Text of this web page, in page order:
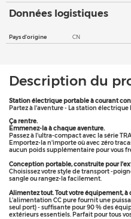
Données logistiques
Pays d'origine CN
Description du
Station électrique portable à courant
Partez à l'aventure - La station électrique
Ça rentre.
Emmenez-la à chaque aventure.
Passez à l’ultra-compact avec la série
Emportez-la n'importe où avec zéro
aucun poids supplémentaire pour vous
Conception portable, construite pour
Choisissez votre style de transport -
sangle ou rangez-la facilement.
Alimentez tout. Tout votre équipement, à
L’alimentation CC pure fournit une
seul port) - suffisante pour 90 % des
extérieurs essentiels. Parfait pour tous